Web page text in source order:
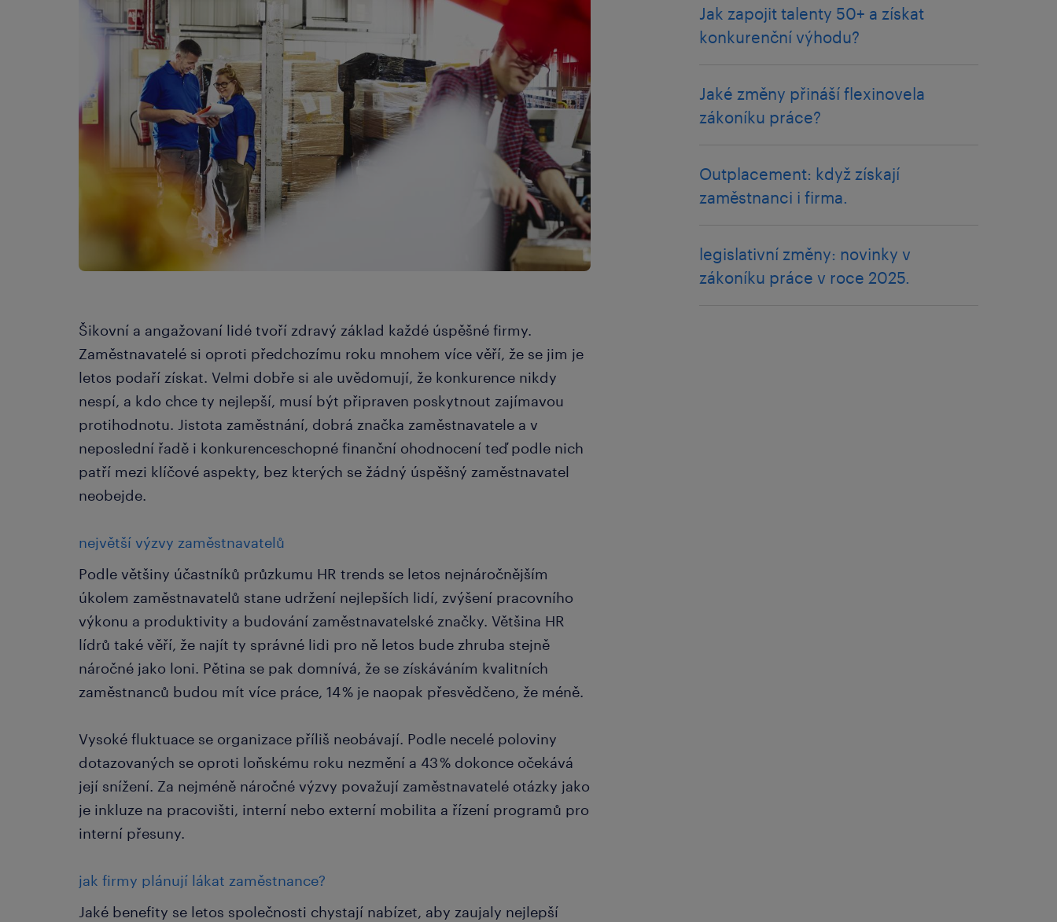
Šikovní a angažovaní lidé tvoří zdravý základ každé úspěšné firmy.
Zaměstnavatelé si oproti předchozímu roku mnohem více věří, že se jim je
letos podaří získat. Velmi dobře si ale uvědomují, že konkurence nikdy
nespí, a kdo chce ty nejlepší, musí být připraven poskytnout zajímavou
protihodnotu. Jistota zaměstnání, dobrá značka zaměstnavatele a v
neposlední řadě i konkurenceschopné finanční ohodnocení teď podle nich
patří mezi klíčové aspekty, bez kterých se žádný úspěšný zaměstnavatel
neobejde.
největší výzvy zaměstnavatelů
Podle většiny účastníků průzkumu HR trends se letos nejnáročnějším
úkolem zaměstnavatelů stane udržení nejlepších lidí, zvýšení pracovního
výkonu a produktivity a budování zaměstnavatelské značky. Většina HR
lídrů také věří, že najít ty správné lidi pro ně letos bude zhruba stejně
náročné jako loni. Pětina se pak domnívá, že se získáváním kvalitních
zaměstnanců budou mít více práce, 14 % je naopak přesvědčeno, že méně.
Vysoké fluktuace se organizace příliš neobávají. Podle necelé poloviny
dotazovaných se oproti loňskému roku nezmění a 43 % dokonce očekává
její snížení. Za nejméně náročné výzvy považují zaměstnavatelé otázky jako
je inkluze na pracovišti, interní nebo externí mobilita a řízení programů pro
interní přesuny.
jak firmy plánují lákat zaměstnance?
Jaké benefity se letos společnosti chystají nabízet, aby zaujaly nejlepší
Jak zapojit talenty 50+ a získat
konkurenční výhodu?
Jaké změny přináší flexinovela
zákoníku práce?
Outplacement: když získají
zaměstnanci i firma.
legislativní změny: novinky v
zákoníku práce v roce 2025.